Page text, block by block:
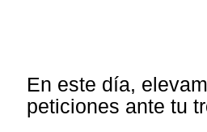
En este día,
peticiones ante tu